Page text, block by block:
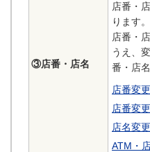
③店番・店名
店番・
ります。
店番・
うえ、
番・店
店番変
店番変
店名変
ATM・